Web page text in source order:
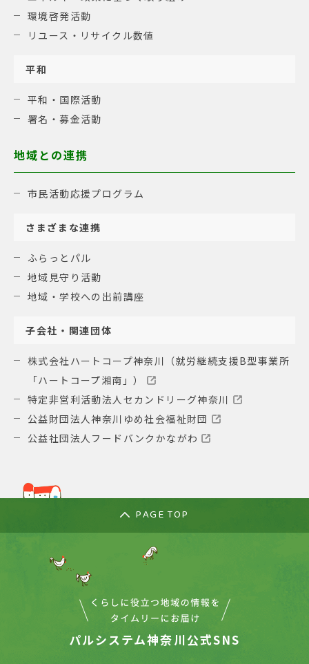
環境啓発活動
リユース・リサイクル数値
平和
平和・国際活動
署名・募金活動
地域との連携
市民活動応援プログラム
さまざまな連携
ふらっとパル
地域見守り活動
地域・学校への出前講座
子会社・関連団体
株式会社ハートコープ神奈川（就労継続支援B型事業所
「ハートコープ湘南」）
特定非営利活動法人セカンドリーグ神奈川
公益財団法人神奈川ゆめ社会福祉財団
公益社団法人フードバンクかながわ
PAGE TOP
パルシステム神奈川公式SNS